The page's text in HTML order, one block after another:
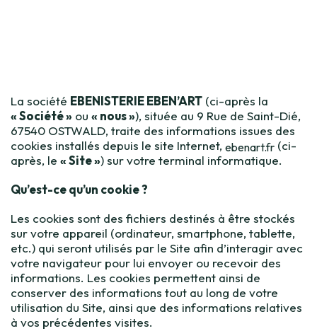
La société EBENISTERIE EBEN’ART (ci-après la
« Société » ou « nous »), située au 9 Rue de Saint-Dié,
67540 OSTWALD, traite des informations issues des
cookies installés depuis le site Internet, ebenart.fr (ci-
après, le « Site ») sur votre terminal informatique.
Qu’est-ce qu’un cookie ?
Les cookies sont des fichiers destinés à être stockés
sur votre appareil (ordinateur, smartphone, tablette,
etc.) qui seront utilisés par le Site afin d’interagir avec
votre navigateur pour lui envoyer ou recevoir des
informations. Les cookies permettent ainsi de
conserver des informations tout au long de votre
utilisation du Site, ainsi que des informations relatives
à vos précédentes visites.